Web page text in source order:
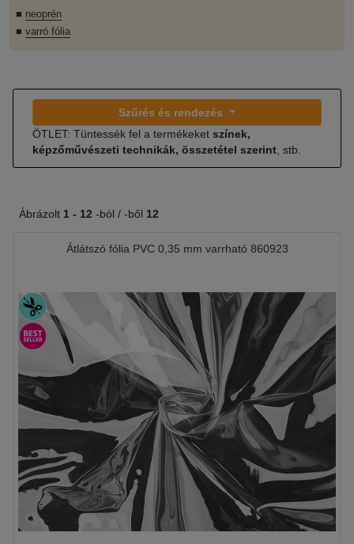
■ neoprén
■ varró fólia
Szűrés és rendezés
ÖTLET: Tüntessék fel a termékeket színek,
képzőművészeti technikák, összetétel szerint , stb.
Ábrázolt 1 - 12 -ból / -ből 12
Átlátszó fólia PVC 0,35 mm varrható 860923